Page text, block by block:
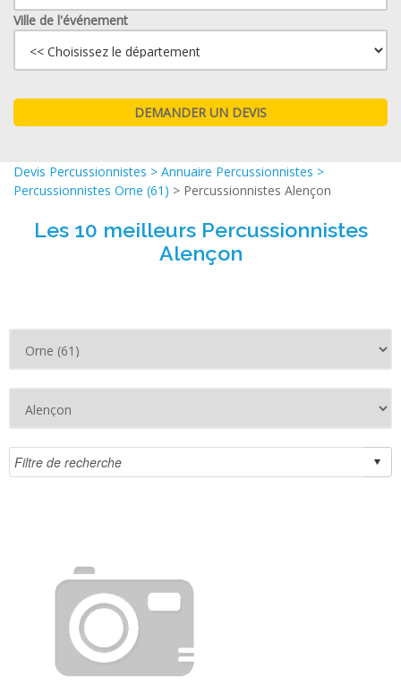
Ville de l'événement
Devis Percussionnistes > Annuaire Percussionnistes >
Percussionnistes Orne (61) > Percussionnistes Alençon
Les 10 meilleurs Percussionnistes
Alençon